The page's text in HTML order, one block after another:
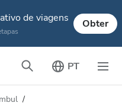
de viagens Obter
PT